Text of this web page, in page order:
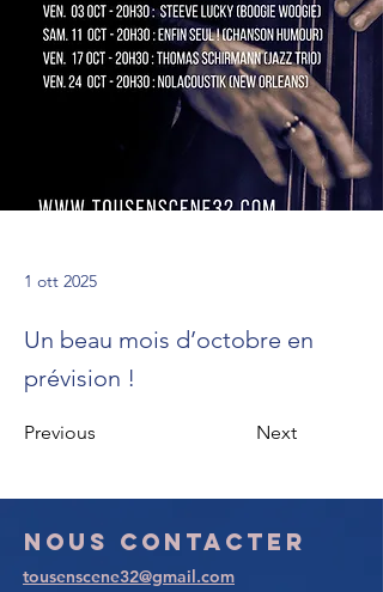
1 ott 2025
Un beau mois d’octobre en
prévision !
Previous Next
Nous contacter
tousenscene32@gmail.com